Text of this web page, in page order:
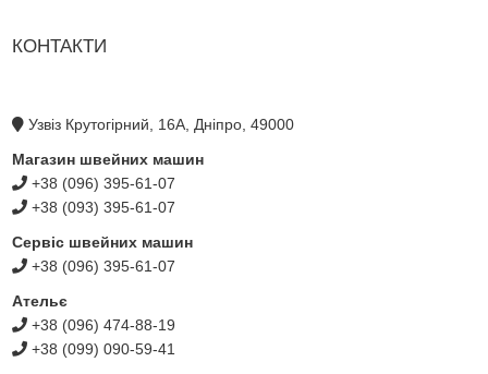
КОНТАКТИ
Узвіз Крутогірний, 16А, Дніпро, 49000
Магазин швейних машин
+38 (096) 395-61-07
+38 (093) 395-61-07
Сервіс швейних машин
+38 (096) 395-61-07
Ательє
+38 (096) 474-88-19
+38 (099) 090-59-41